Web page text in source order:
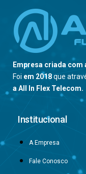
Empresa criada com
Foi em 2018que
a All In Flex Telecom.
Institucional
A Empresa
Fale Conosco